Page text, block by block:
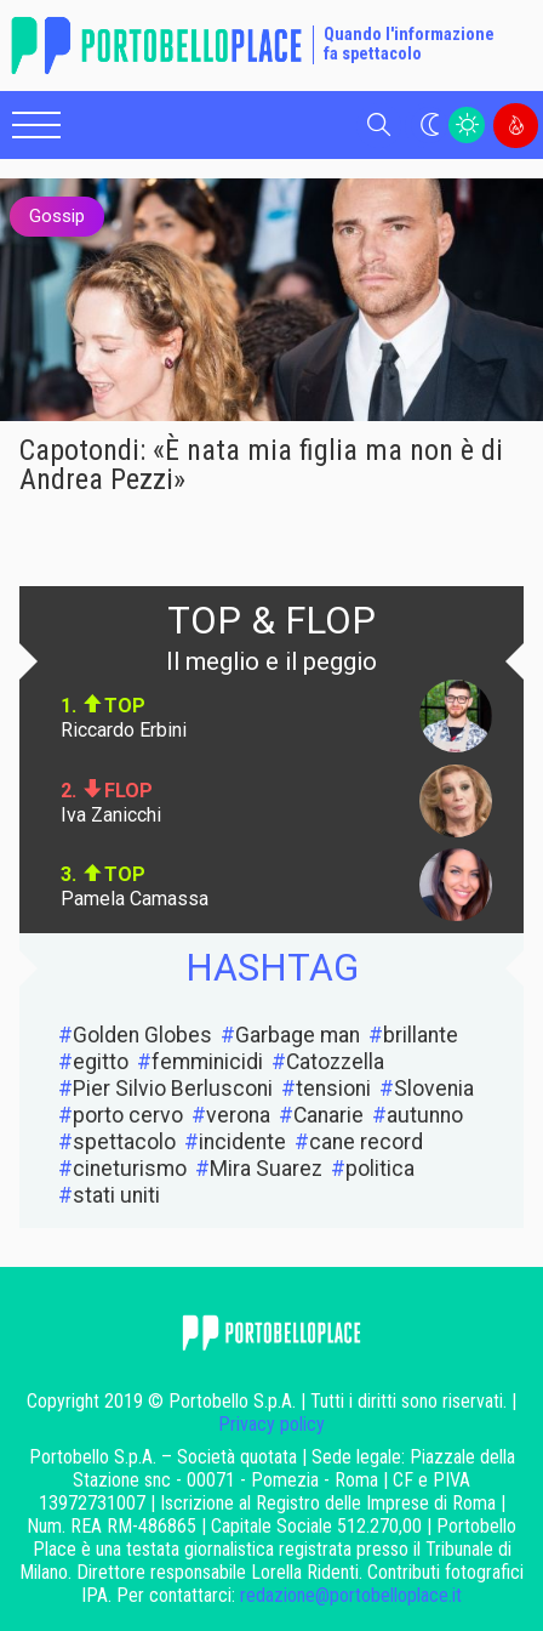
Quando l'informazione
fa spettacolo
Cerca
Gossip
Capotondi: «È nata mia figlia ma non è di
Andrea Pezzi»
TOP & FLOP
Il meglio e il peggio
1.
TOP
Riccardo Erbini
2.
FLOP
Iva Zanicchi
3.
TOP
Pamela Camassa
HASHTAG
Golden Globes Garbage man
brillante
egitto
femminicidi
Catozzella
Pier Silvio Berlusconi
tensioni
Slovenia
porto cervo
verona Canarie
autunno
spettacolo
incidente
cane record
cineturismo
Mira Suarez
politica
stati uniti
Copyright 2019 © Portobello S.p.A. | Tutti i diritti sono riservati. |
Privacy policy
Portobello S.p.A. – Società quotata | Sede legale: Piazzale della
Stazione snc - 00071 - Pomezia - Roma | CF e PIVA
13972731007 | Iscrizione al Registro delle Imprese di Roma |
Num. REA RM-486865 | Capitale Sociale 512.270,00 | Portobello
Place è una testata giornalistica registrata presso il Tribunale di
Milano. Direttore responsabile Lorella Ridenti. Contributi fotografici
IPA. Per contattarci: redazione@portobelloplace.it